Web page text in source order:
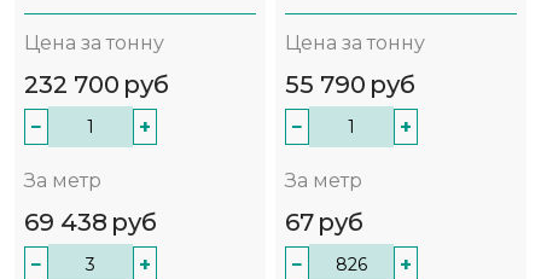
Цена за тонну
232 700 руб
− +
За метр
69 438 руб
− +
Цена за тонну
55 790 руб
− +
За метр
67 руб
− +